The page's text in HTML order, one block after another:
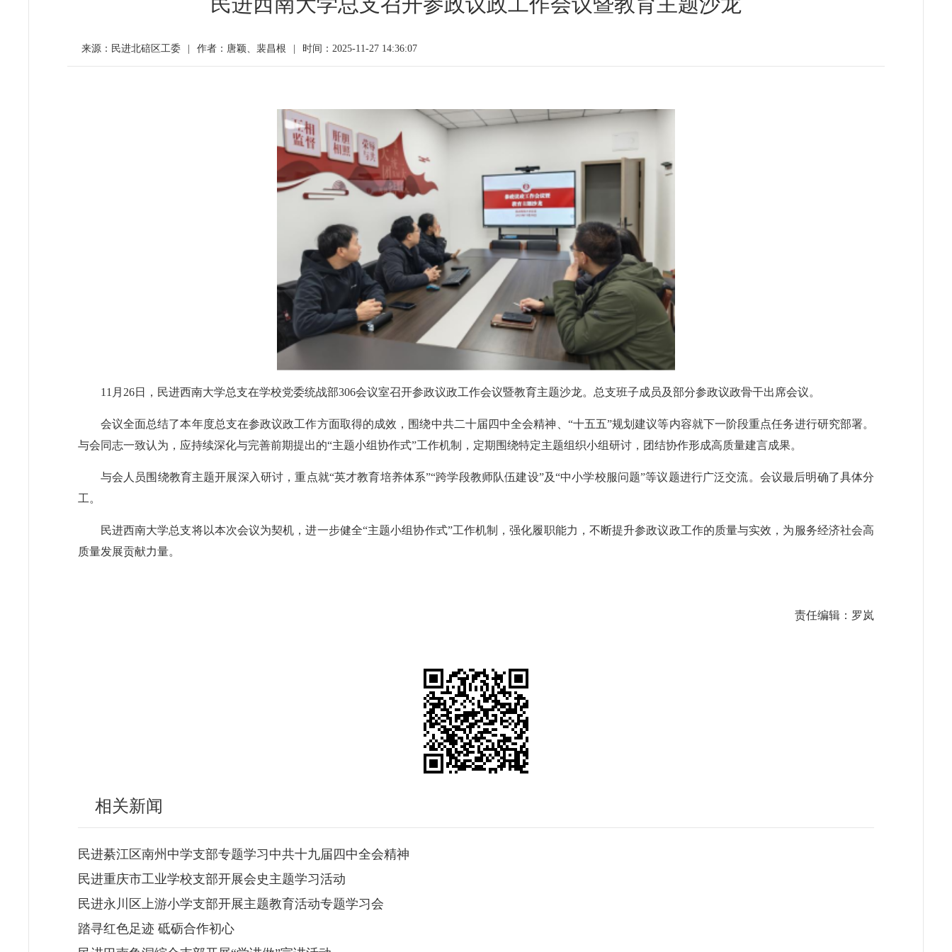
来源：民进北碚区工委 作者：唐颖、裴昌根 时间：2025-11-27 14:36:07
11月26日，民进西南大学总支在学校党委统战部306会议室召开参政议政工作会议暨教育主题沙龙。总支班子成员及部分参政议政骨干出席会议。
会议全面总结了本年度总支在参政议政工作方面取得的成效，围绕中共二十届四中全会精神、“十五五”规划建议等内容就下一阶段重点任务进行研究部署。
与会同志一致认为，应持续深化与完善前期提出的“主题小组协作式”工作机制，定期围绕特定主题组织小组研讨，团结协作形成高质量建言成果。
与会人员围绕教育主题开展深入研讨，重点就“英才教育培养体系”“跨学段教师队伍建设”及“中小学校服问题”等议题进行广泛交流。会议最后明确了具体分
工。
民进西南大学总支将以本次会议为契机，进一步健全“主题小组协作式”工作机制，强化履职能力，不断提升参政议政工作的质量与实效，为服务经济社会高
质量发展贡献力量。
责任编辑：罗岚
相关新闻
民进綦江区南州中学支部专题学习中共十九届四中全会精神
民进重庆市工业学校支部开展会史主题学习活动
民进永川区上游小学支部开展主题教育活动专题学习会
踏寻红色足迹 砥砺合作初心